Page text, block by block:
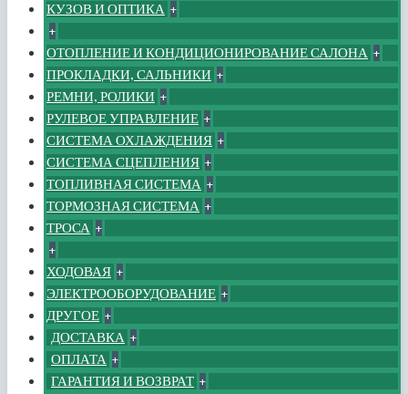
КУЗОВ И ОПТИКА +
+
ОТОПЛЕНИЕ И КОНДИЦИОНИРОВАНИЕ САЛОНА +
ПРОКЛАДКИ, САЛЬНИКИ +
РЕМНИ, РОЛИКИ +
РУЛЕВОЕ УПРАВЛЕНИЕ +
СИСТЕМА ОХЛАЖДЕНИЯ +
СИСТЕМА СЦЕПЛЕНИЯ +
ТОПЛИВНАЯ СИСТЕМА +
ТОРМОЗНАЯ СИСТЕМА +
ТРОСА +
+
ХОДОВАЯ +
ЭЛЕКТРООБОРУДОВАНИЕ +
ДРУГОЕ +
ДОСТАВКА +
ОПЛАТА +
ГАРАНТИЯ И ВОЗВРАТ +